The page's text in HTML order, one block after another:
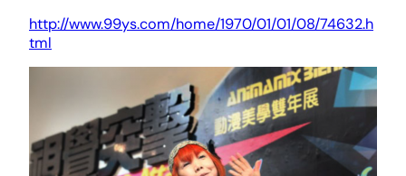
http://www.99ys.com/home/1970/01/01/08/74632.h
tml